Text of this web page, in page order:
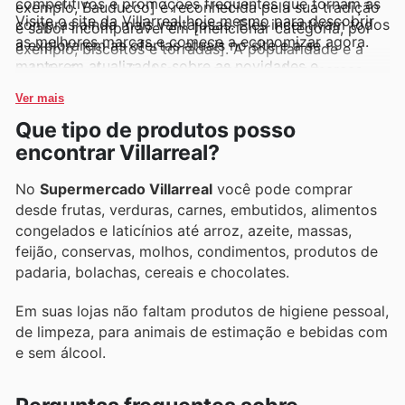
exemplo, Bauducco] é reconhecida pela sua tradição
e sabor incomparável em [mencionar categoria, por
exemplo, biscoitos e torradas]. A popularidade e a
satisfação dos clientes com estas e outras marcas
são um testemunho do compromisso da Villarreal em
atento aos encartes semanais, flyers e catálogos
online, onde frequentemente destacam promoções
queridas.
compras ainda mais vantajosas. Eles incentivam todos
a explorarem as ofertas atuais no site e a se
manterem atualizados sobre as novidades e
constantemente.
Visite o site da Villarreal hoje mesmo para descobrir
as melhores marcas e comece a economizar agora.
Ver mais
Que tipo de produtos posso
encontrar Villarreal?
No Supermercado Villarreal você pode comprar
desde frutas, verduras, carnes, embutidos, alimentos
congelados e laticínios até arroz, azeite, massas,
feijão, conservas, molhos, condimentos, produtos de
padaria, bolachas, cereais e chocolates.
Em suas lojas não faltam produtos de higiene pessoal,
de limpeza, para animais de estimação e bebidas com
e sem álcool.